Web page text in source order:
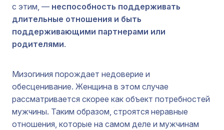
с этим, — неспособность поддерживать
длительные отношения и быть
поддерживающими партнерами или
родителями.
Мизогиния порождает недоверие и
обесценивание. Женщина в этом случае
рассматривается скорее как объект потребностей
мужчины. Таким образом, строятся неравные
отношения, которые на самом деле и мужчинам